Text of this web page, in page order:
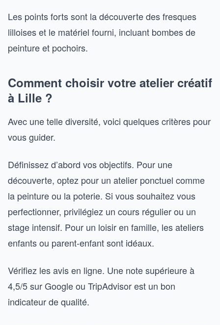
Les points forts sont la découverte des fresques
lilloises et le matériel fourni, incluant bombes de
peinture et pochoirs.
Comment choisir votre atelier créatif
à Lille ?
Avec une telle diversité, voici quelques critères pour
vous guider.
Définissez d’abord vos objectifs. Pour une
découverte, optez pour un atelier ponctuel comme
la peinture ou la poterie. Si vous souhaitez vous
perfectionner, privilégiez un cours régulier ou un
stage intensif. Pour un loisir en famille, les ateliers
enfants ou parent-enfant sont idéaux.
Vérifiez les avis en ligne. Une note supérieure à
4,5/5 sur Google ou TripAdvisor est un bon
indicateur de qualité.